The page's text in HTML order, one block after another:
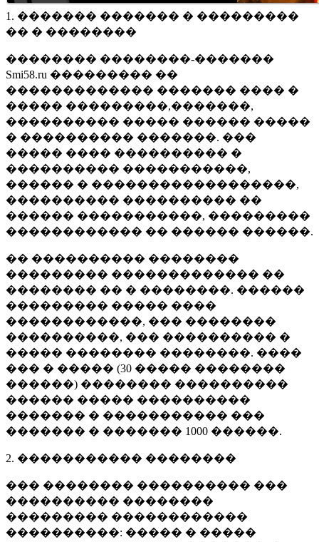
1. ������� ������� � ���������
�� � ��������
�������� ��������-�������
Smi58.ru ��������� ��
������������� ������� ���� �
����� ���������,�������,
���������� ����� ������ �����
� ���������� �������. ���
����� ���� ���������� �
���������� �����������,
������ � ������������������,
���������� ���������� ��
������ �����������, ���������
������������ �� ������ ������.
�� ���������� ��������
��������� ������������� ��
�������� �� � ��������. ������
��������� ����� ����
������������, ��� ��������
����������, ��� ���������� �
����� �������� ��������. ����
��� � ����� (30 ����� ��������
������) �������� ����������
������ ����� ����������
������� � ����������� ���
������� � ������� 1000 ������.
2. ����������� ��������
��� �������� ���������� ���
���������� ��������
��������� ������������
����������: ����� � �����